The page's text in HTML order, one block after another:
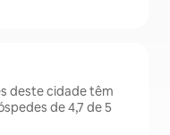
deste cidade têm
de 4,7 de 5